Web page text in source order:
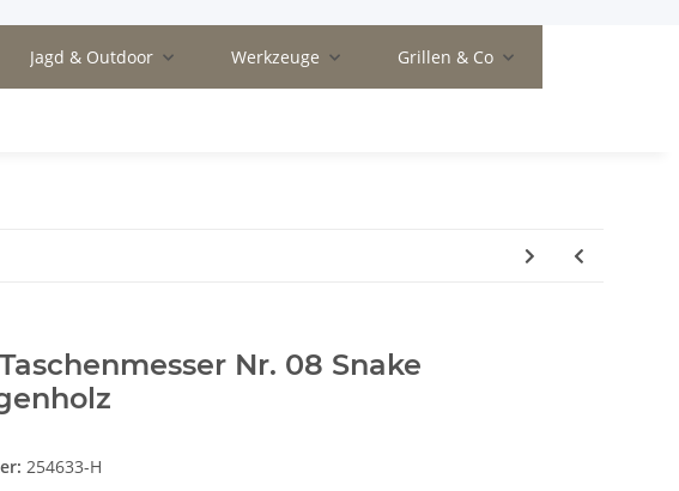
Jagd & Outdoor Werkzeuge Grillen & Co
Nr. 08 Snake
254633-H